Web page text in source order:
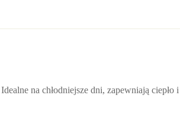
na chłodniejsze dni, zapewniają